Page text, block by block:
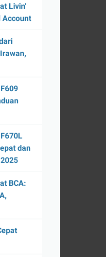
Livin’
Account
dan
BCA: